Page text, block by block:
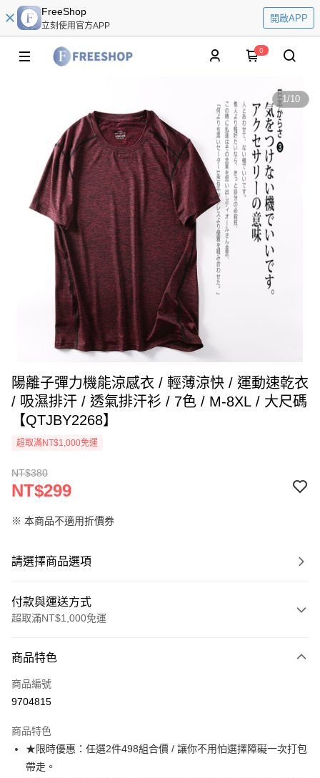
FreeShop
立刻使用官方APP
開啟APP
0
1/10
陽離子彈力機能涼感衣 / 輕薄涼快 / 運動速乾衣
/ 吸濕排汗 / 透氣排汗衫 / 7色 / M-8XL / 大尺碼
【QTJBY2268】
超取滿NT$1,000免運
NT$380
NT$299
※ 本商品不適用折價券
請選擇商品選項
付款與運送方式
超取滿NT$1,000免運
信用卡一次付款
超商取貨付款
Apple Pay
街口支付
商品特色
商品編號
9704815
商品特色
★限時優惠：任選2件498組合價 / 讓你不用怕選擇障礙一次打包
帶走。